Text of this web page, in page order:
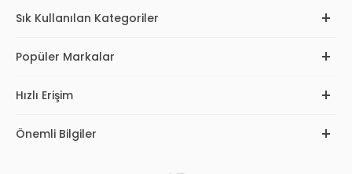
Sık Kullanılan Kategoriler
Popüler Markalar
Hızlı Erişim
Önemli Bilgiler